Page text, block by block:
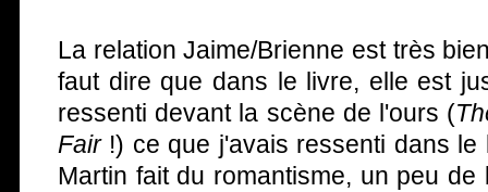
La relation Jaime/Brienne est très
faut dire que dans le livre, elle est
ressenti devant la scène de l'ours (
Fair !) ce que j'avais ressenti dans
Martin fait du romantisme, un peu